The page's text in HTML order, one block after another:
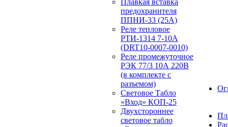
Плавкая вставка
предохранителя
ППНИ-33 (25А)
Реле тепловое
РТИ-1314 7-10А
(DRT10-0007-0010)
Реле промежуточное
РЭК 77/3 10А 220В
(в комплекте с
разъемом)
Световое Табло
«Вход» КОП-25
Двухстороннее
световое табло